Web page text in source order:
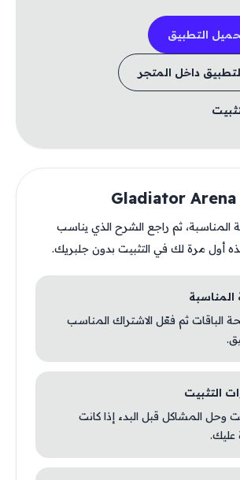
التطبيق
داخل المتجر
المناسبة، ثم راجع الشرح الذي يناسب
أول مرة لك في التثبيت بدون جلبريك.
الباقات ثم فعّل الاشتراك المناسب
وحل المشاكل قبل البدء إذا كانت
عليك.